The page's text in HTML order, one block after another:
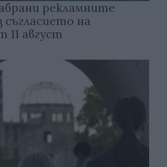
рекламните
съгласието на
август